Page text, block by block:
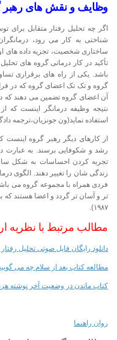
وظایف و نقش های رهبر
اگر چه تحلیل رفتار متقابل برای
شناختی به کار می رود،
ساختاری شخصیت، تجزیه داده های
تأکید در کار درمانی گروه های
باشد. یکی از راه های برقراری
گروه و تک تک اعضای گروه که در
آن اعضای گروه تضمین می دهند که
نتیجه وظیفه درمانگر اینست که
استفاده نماید(ون جونزیان،ترجمه
از کارهای دیگر رهبر گروه اینست
رشد و شکوفایی برسند. به عبارت
تجربه کردن احساسات به شکل
زندگی شان را تغییر دهند. الگوی
فردی همراه با مجموعه گروه می
تر و آسان تر گردد و اعضا هستند که
۱۹۸۷).
مطالب مرتبط با نظریه
دانلود رایگان فایل صوتی تحلیل رفتار
مطالعه کتاب بعد از سلام چه می
کتاب ماندن در وضعیت آخر نوشته
روان راهنما